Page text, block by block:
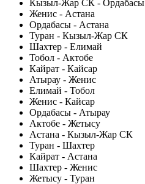
Кызыл-Жар СК - Ордабасы
Женис - Астана
Ордабасы - Астана
Туран - Кызыл-Жар СК
Шахтер - Елимай
Тобол - Актобе
Кайрат - Кайсар
Атырау - Женис
Елимай - Тобол
Женис - Кайсар
Ордабасы - Атырау
Актобе - Жетысу
Астана - Кызыл-Жар СК
Туран - Шахтер
Кайрат - Астана
Шахтер - Женис
Жетысу - Туран